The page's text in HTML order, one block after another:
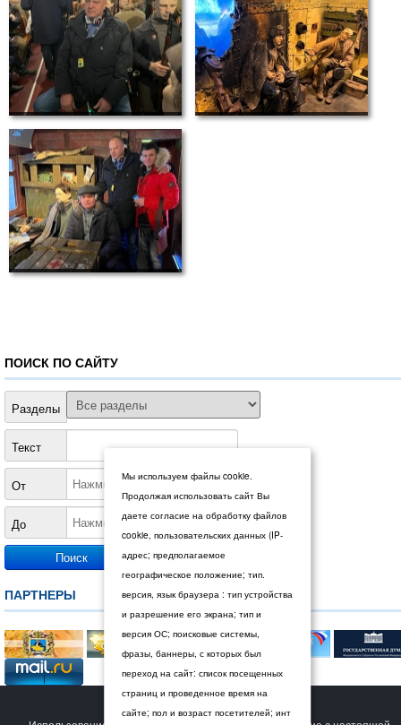
ПОИСК ПО САЙТУ
Разделы
Текст
От
До
ПАРТНЕРЫ
Мы используем файлы cookie.
Продолжая использовать сайт Вы
даете согласие на обработку файлов
cookie, пользовательских данных (IP-
адрес; предполагаемое
географическое положение; тип.
версия, язык браузера : тип устройства
и разрешение его экрана; тип и
версия ОС; поисковые системы,
фразы, баннеры, с которых был
переход на сайт: список посещенных
страниц и проведенное время на
сайте; пол и возраст посетителей; инт